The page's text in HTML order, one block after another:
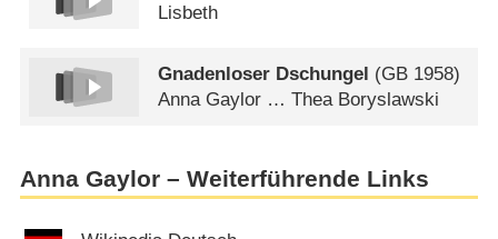
Lisbeth
Gnadenloser Dschungel (GB 1958)
Anna Gaylor … Thea Boryslawski
Anna Gaylor – Weiterführende Links